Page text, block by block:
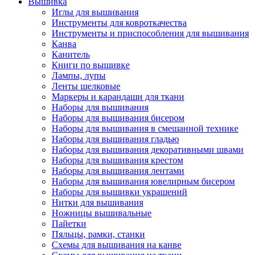
Иглы для вышивания
Инструменты для ковроткачества
Инструменты и приспособления для вышивания
Канва
Канитель
Книги по вышивке
Лампы, лупы
Ленты шелковые
Маркеры и карандаши для ткани
Наборы для вышивания
Наборы для вышивания бисером
Наборы для вышивания в смешанной технике
Наборы для вышивания гладью
Наборы для вышивания декоративными швами
Наборы для вышивания крестом
Наборы для вышивания лентами
Наборы для вышивания ювелирным бисером
Наборы для вышивки украшений
Нитки для вышивания
Ножницы вышивальные
Пайетки
Пяльцы, рамки, станки
Схемы для вышивания на канве